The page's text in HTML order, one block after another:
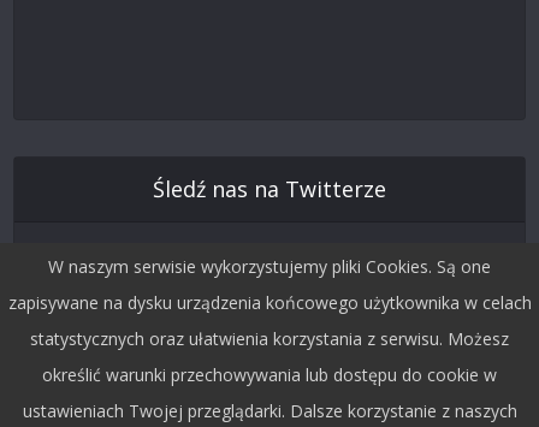
Śledź nas na Twitterze
W naszym serwisie wykorzystujemy pliki Cookies. Są one
zapisywane na dysku urządzenia końcowego użytkownika w celach
statystycznych oraz ułatwienia korzystania z serwisu. Możesz
określić warunki przechowywania lub dostępu do cookie w
ustawieniach Twojej przeglądarki. Dalsze korzystanie z naszych